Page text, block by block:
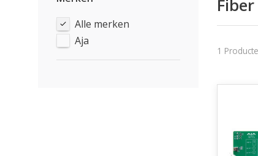
Alle merken
Aja
1